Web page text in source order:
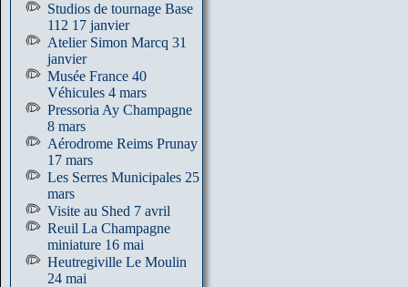
Studios de tournage Base
112 17 janvier
Atelier Simon Marcq 31
janvier
Musée France 40
Véhicules 4 mars
Pressoria Ay Champagne
8 mars
Aérodrome Reims Prunay
17 mars
Les Serres Municipales 25
mars
Visite au Shed 7 avril
Reuil La Champagne
miniature 16 mai
Heutregiville Le Moulin
24 mai